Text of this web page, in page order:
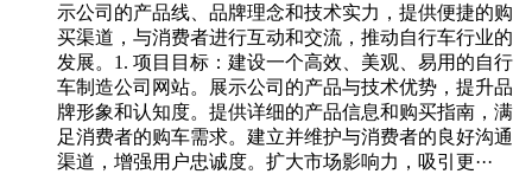
示公司的产品线、品牌理念和技术实力，提供便捷的购
买渠道，与消费者进行互动和交流，推动自行车行业的
发展。1. 项目目标：建设一个高效、美观、易用的自行
车制造公司网站。展示公司的产品与技术优势，提升品
牌形象和认知度。提供详细的产品信息和购买指南，满
足消费者的购车需求。建立并维护与消费者的良好沟通
渠道，增强用户忠诚度。扩大市场影响力，吸引更···